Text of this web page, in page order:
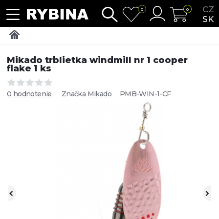
CZ
SK
0 0
Mikado trblietka windmill nr 1 cooper
flake 1 ks
0 hodnotenie Značka Mikado PMB-WIN-1-CF